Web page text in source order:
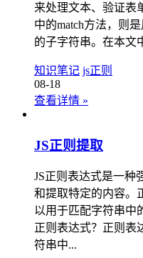
来处理文本、验证表
中的match方法，则
的子字符串。在本文
知识笔记 js正则
08-18
查看详情 »
JS正则提取
JS正则表达式是一种
和提取特定的内容。
以用于匹配字符串中
正则表达式？正则表
符串中...